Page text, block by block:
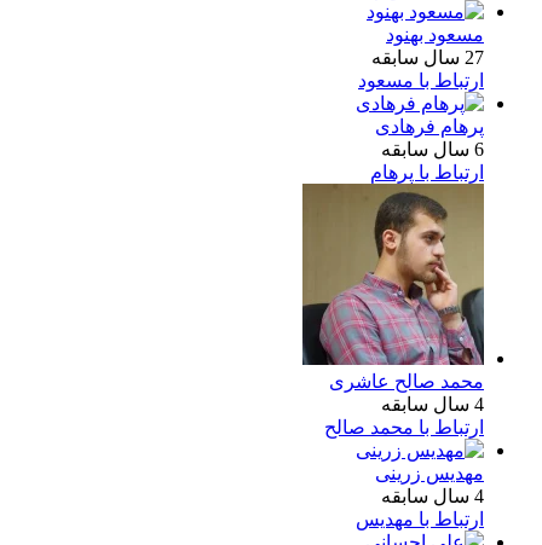
مسعود بهنود
27 سال سابقه
ارتباط با مسعود
پرهام فرهادی
6 سال سابقه
ارتباط با پرهام
محمد صالح عاشری
4 سال سابقه
ارتباط با محمد صالح
مهدیس زرینی
4 سال سابقه
ارتباط با مهدیس